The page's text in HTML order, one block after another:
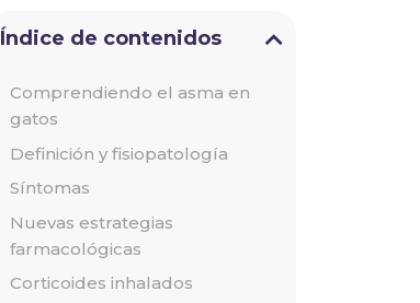
Índice de contenidos
Comprendiendo el asma en
gatos
Definición y fisiopatología
Síntomas
Nuevas estrategias
farmacológicas
Corticoides inhalados